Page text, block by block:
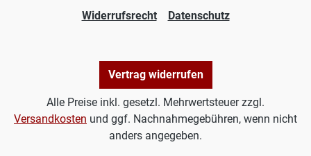
Widerrufsrecht
Datenschutz
Vertrag widerrufen
Alle Preise inkl. gesetzl. Mehrwertsteuer zzgl.
Versandkosten und ggf. Nachnahmegebühren, wenn nicht
anders angegeben.